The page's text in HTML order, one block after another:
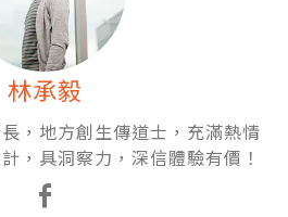
林承毅
，地方創生傳道士，充滿熱情
，具洞察力，深信體驗有價！